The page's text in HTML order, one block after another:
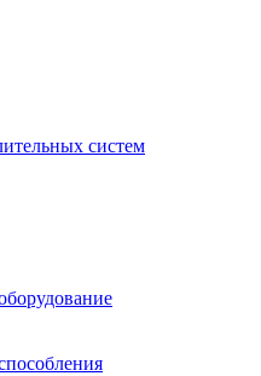
систем